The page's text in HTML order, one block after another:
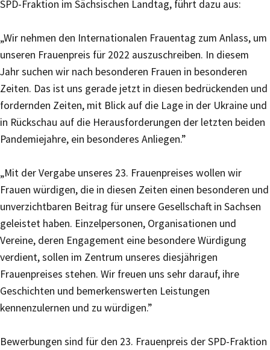
SPD-Fraktion im Sächsischen Landtag, führt dazu aus:
„Wir nehmen den Internationalen Frauentag zum Anlass, um
unseren Frauenpreis für 2022 auszuschreiben. In diesem
Jahr suchen wir nach besonderen Frauen in besonderen
Zeiten. Das ist uns gerade jetzt in diesen bedrückenden und
fordernden Zeiten, mit Blick auf die Lage in der Ukraine und
in Rückschau auf die Herausforderungen der letzten beiden
Pandemiejahre, ein besonderes Anliegen.”
„Mit der Vergabe unseres 23. Frauenpreises wollen wir
Frauen würdigen, die in diesen Zeiten einen besonderen und
unverzichtbaren Beitrag für unsere Gesellschaft in Sachsen
geleistet haben. Einzelpersonen, Organisationen und
Vereine, deren Engagement eine besondere Würdigung
verdient, sollen im Zentrum unseres diesjährigen
Frauenpreises stehen. Wir freuen uns sehr darauf, ihre
Geschichten und bemerkenswerten Leistungen
kennenzulernen und zu würdigen.”
Bewerbungen sind für den 23. Frauenpreis der SPD-Fraktion